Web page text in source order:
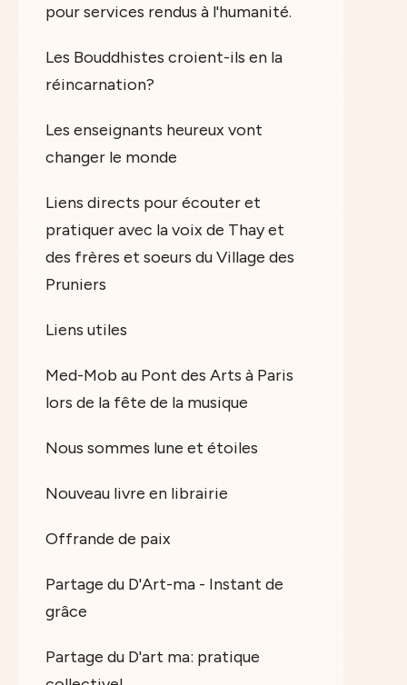
pour services rendus à l'humanité.
Les Bouddhistes croient-ils en la
réincarnation?
Les enseignants heureux vont
changer le monde
Liens directs pour écouter et
pratiquer avec la voix de Thay et
des frères et soeurs du Village des
Pruniers
Liens utiles
Med-Mob au Pont des Arts à Paris
lors de la fête de la musique
Nous sommes lune et étoiles
Nouveau livre en librairie
Offrande de paix
Partage du D'Art-ma - Instant de
grâce
Partage du D'art ma: pratique